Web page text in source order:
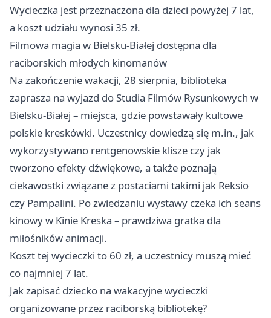
Wycieczka jest przeznaczona dla dzieci powyżej 7 lat,
a koszt udziału wynosi 35 zł.
Filmowa magia w Bielsku-Białej dostępna dla
raciborskich młodych kinomanów
Na zakończenie wakacji, 28 sierpnia, biblioteka
zaprasza na wyjazd do Studia Filmów Rysunkowych w
Bielsku-Białej – miejsca, gdzie powstawały kultowe
polskie kreskówki. Uczestnicy dowiedzą się m.in., jak
wykorzystywano rentgenowskie klisze czy jak
tworzono efekty dźwiękowe, a także poznają
ciekawostki związane z postaciami takimi jak Reksio
czy Pampalini. Po zwiedzaniu wystawy czeka ich seans
kinowy w Kinie Kreska – prawdziwa gratka dla
miłośników animacji.
Koszt tej wycieczki to 60 zł, a uczestnicy muszą mieć
co najmniej 7 lat.
Jak zapisać dziecko na wakacyjne wycieczki
organizowane przez raciborską bibliotekę?